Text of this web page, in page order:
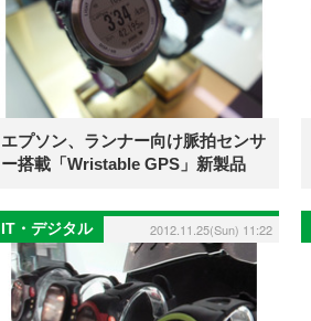
エプソン、ランナー向け脈拍センサ
ー搭載「Wristable GPS」新製品
IT・デジタル 2012.11.25(Sun) 11:22